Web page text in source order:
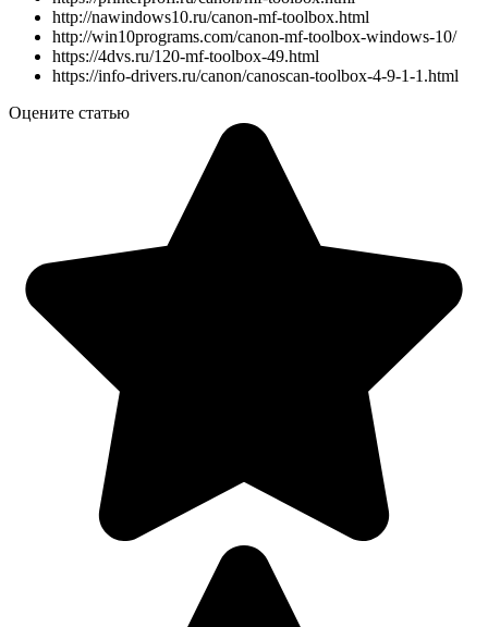
http://nawindows10.ru/canon-mf-toolbox.html
http://win10programs.com/canon-mf-toolbox-windows-10/
https://4dvs.ru/120-mf-toolbox-49.html
https://info-drivers.ru/canon/canoscan-toolbox-4-9-1-1.html
Оцените статью